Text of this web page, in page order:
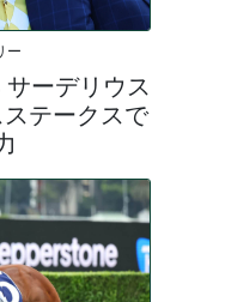
ー
ーデリウス
テークスで